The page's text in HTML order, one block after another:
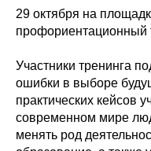
29 октября на
профориентационный
Участники тренинга
ошибки в выборе
практических кейсов
современном мире
менять род